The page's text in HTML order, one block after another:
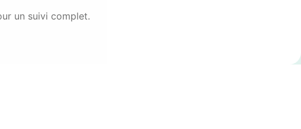
un suivi complet.